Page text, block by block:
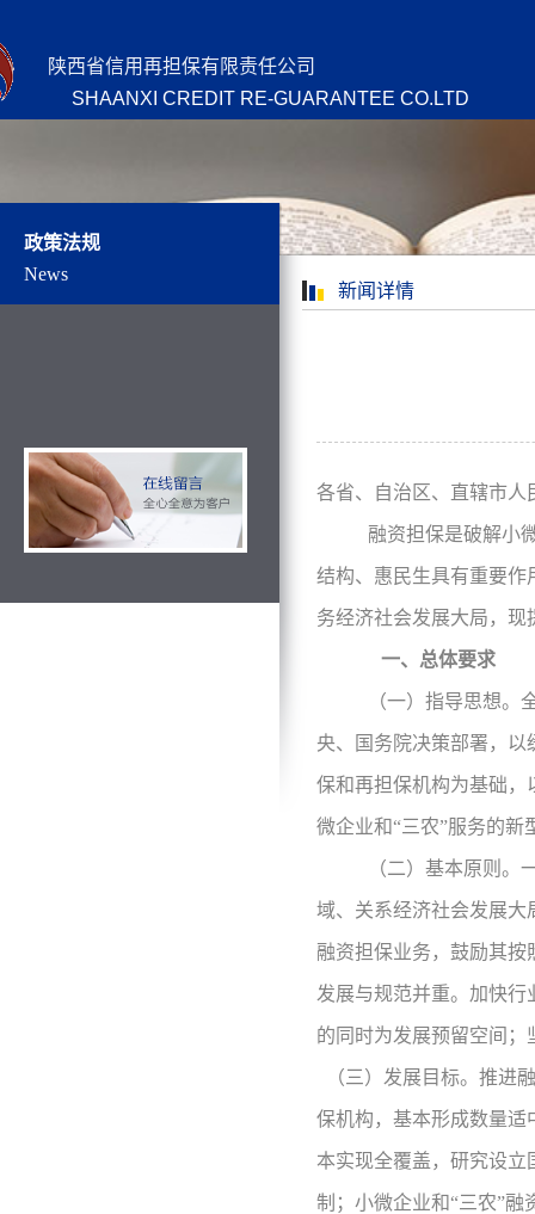
陕西省信用再担保有限责任公司
SHAANXI CREDIT RE-GUARANTEE CO.LTD
政策法规
News
新闻详情
各省、自治区、直辖市人
融资担保是破解小
结构、惠民生具有重要作
务经济社会发展大局，现
一、总体要求
（一）指导思想。
央、国务院决策部署，以
保和再担保机构为基础，
微企业和“三农”服务的
（二）基本原则。
域、关系经济社会发展大
融资担保业务，鼓励其
发展与规范并重。加快
的同时为发展预留空间
（三）发展目标。推进
保机构，基本形成数量适
本实现全覆盖，研究设
制；小微企业和“三农”融